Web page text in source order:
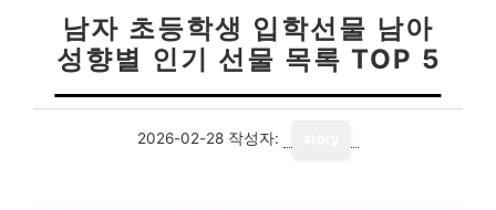
남자 초등학생 입학선물 남아
성향별 인기 선물 목록 TOP 5
2026-02-28 작성자: